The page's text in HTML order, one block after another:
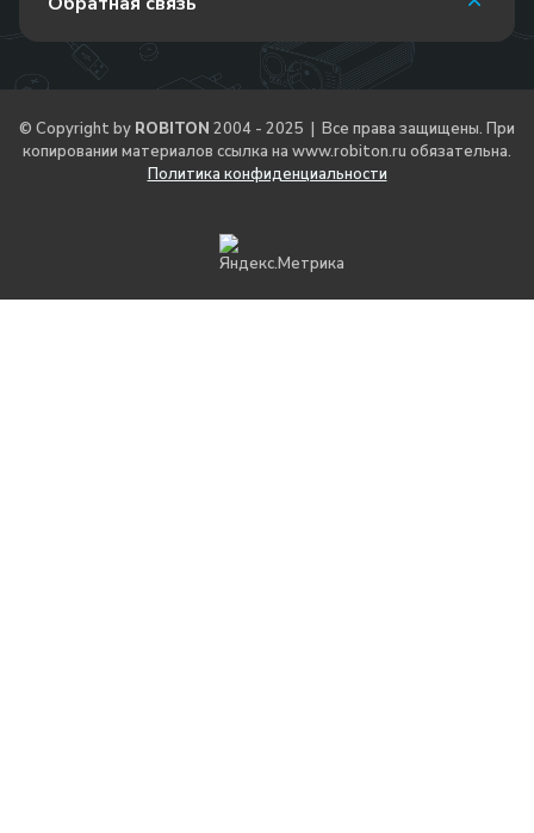
© Copyright by ROBITON 2004 - 2025 | Все права защищены. При
копировании материалов ссылка на www.robiton.ru обязательна.
Политика конфиденциальности